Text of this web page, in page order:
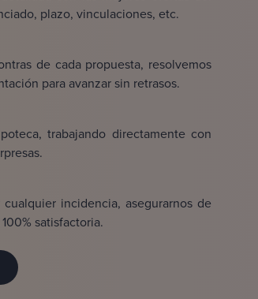
plazo, vinculaciones, etc.
de cada propuesta, resolvemos
para avanzar sin retrasos.
trabajando directamente con
incidencia, asegurarnos de
satisfactoria.